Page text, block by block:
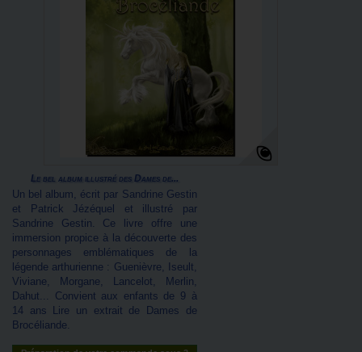
Le bel album illustré des Dames de...
Un bel album, écrit par Sandrine Gestin
et Patrick Jézéquel et illustré par
Sandrine Gestin. Ce livre offre une
immersion propice à la découverte des
personnages emblématiques de la
légende arthurienne : Guenièvre, Iseult,
Viviane, Morgane, Lancelot, Merlin,
Dahut... Convient aux enfants de 9 à
14 ans Lire un extrait de Dames de
Brocéliande.